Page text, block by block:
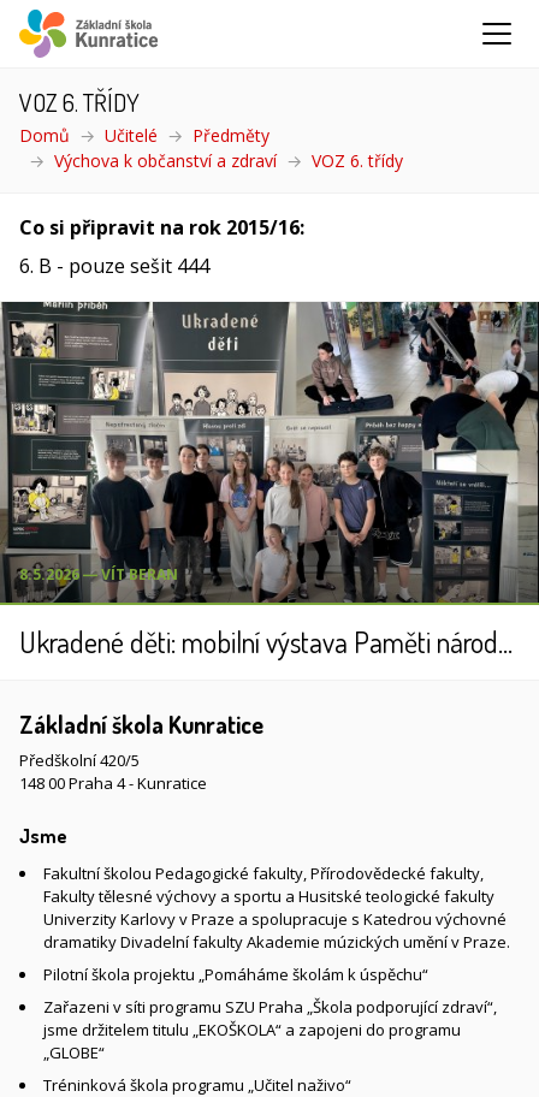
VOZ 6. TŘÍDY
Domů Učitelé
Předměty
Výchova k občanství a zdraví
VOZ 6. třídy
Co si připravit na rok 2015/16:
6. B - pouze sešit 444
8.5.2026 ― VÍT BERAN
Ukradené děti: mobilní výstava Paměti národa v ZŠ Kunratice
Základní škola Kunratice
Předškolní 420/5
148 00 Praha 4 - Kunratice
Jsme
Fakultní školou Pedagogické fakulty, Přírodovědecké fakulty,
Fakulty tělesné výchovy a sportu a Husitské teologické fakulty
Univerzity Karlovy v Praze a spolupracuje s Katedrou výchovné
dramatiky Divadelní fakulty Akademie múzických umění v Praze.
Pilotní škola projektu „Pomáháme školám k úspěchu“
Zařazeni v síti programu SZU Praha „Škola podporující zdraví“,
jsme držitelem titulu „EKOŠKOLA“ a zapojeni do programu
„GLOBE“
Tréninková škola programu „Učitel naživo“